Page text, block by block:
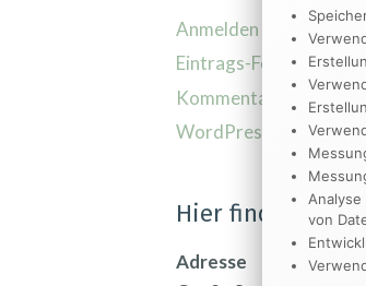
Anmelden
Eintrags-Feed
Kommentar-Feed
WordPress.org
Hier finden Sie
Adresse
von